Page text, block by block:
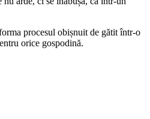
procesul obișnuit de gătit într-o
orice gospodină.